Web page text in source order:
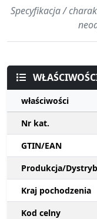
Specyfikacja /
właściwości
Nr kat.
GTIN/EAN
Produkcja/
Kraj pochodzenia
Kod celny